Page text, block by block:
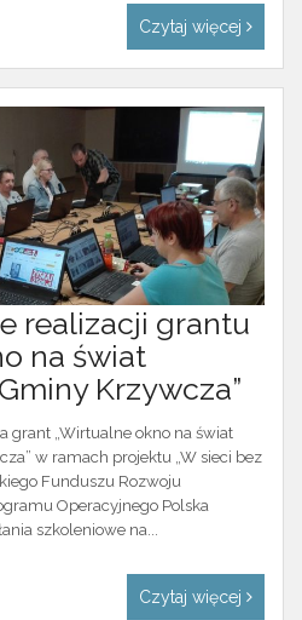
Czytaj więcej
realizacji grantu
na świat
Krzywcza”
grant „Wirtualne okno na świat
w ramach projektu „W sieci bez
Funduszu Rozwoju
Operacyjnego Polska
szkoleniowe na...
Czytaj więcej